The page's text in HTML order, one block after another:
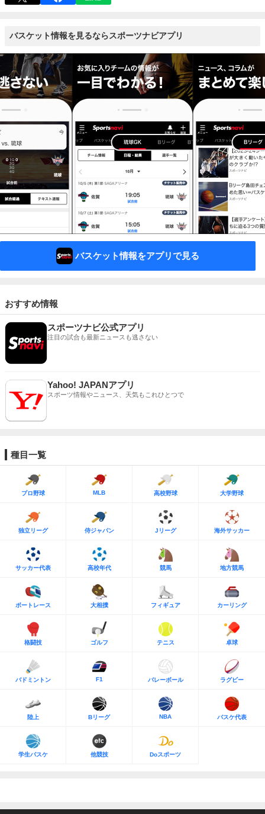
バスケット情報を見るならスポーツナビアプリ
バスケット情報をアプリで見る
おすすめ情報
スポーツナビ公式アプリ
注目の試合も最新ニュースも逃さない
Yahoo! JAPANアプリ
スポーツ情報やニュース、天気もこれひとつで
種目一覧
プロ野球 MLB 高校野球 大学野球
独立リーグ 侍ジャパン Jリーグ 海外サッカー
サッカー代表 高校年代 競馬 地方競馬
ボートレース 大相撲 フィギュア カーリング
格闘技 ゴルフ テニス 卓球
バドミントン F1 バレーボール ラグビー
陸上 Bリーグ NBA バスケ代表
学生バスケ 他競技 Doスポーツ